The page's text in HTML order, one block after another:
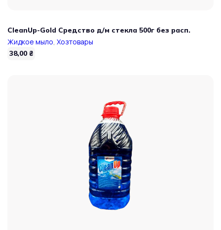
CleanUp-Gold Средство д/м стекла 500г без расп.
Жидкое мыло, Хозтовары
38,00₴